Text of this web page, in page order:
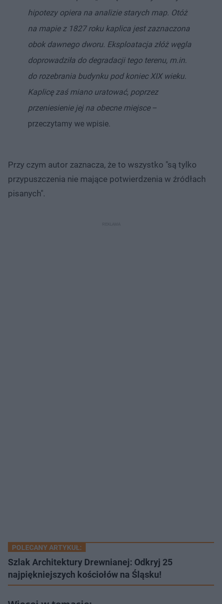
hipotezy opiera na analizie starych map. Otóż
na mapie z 1827 roku kaplica jest zaznaczona
obok dawnego dworu. Eksploatacja złóż węgla
doprowadziła do degradacji tego terenu, m.in.
do rozebrania budynku pod koniec XIX wieku.
Kaplicę zaś miano uratować, poprzez
przeniesienie jej na obecne miejsce–
przeczytamy we wpisie.
Przy czym autor zaznacza, że to wszystko "są tylko
przypuszczenia nie mające potwierdzenia w źródłach
pisanych".
POLECANY ARTYKUŁ:
Szlak Architektury Drewnianej: Odkryj 25
najpiękniejszych kościołów na Śląsku!